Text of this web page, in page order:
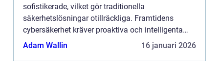
sofistikerade, vilket gör traditionella
säkerhetslösningar otillräckliga. Framtidens
cybersäkerhet kräver proaktiva och intelligenta
system som kan identifiera, analysera och n...
Adam Wallin 16 januari 2026